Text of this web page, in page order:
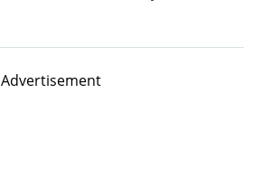
Advertisement